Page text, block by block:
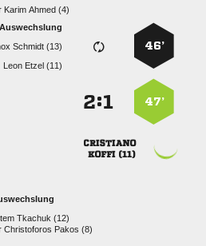
  
46’
Auswechslung
 
  
47’
:

 
 
  